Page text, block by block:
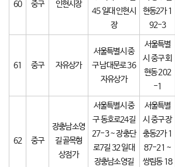
60 중구 인현시장
45 일대 인현시
장
현동2가 1
92-3
61 중구 자유상가
서울특별시 중
구 남대문로 36
자유상가
서울특별
시 중구 회
현동 202
-1
62 중구
장충남소영
길 골목형
상점가
서울특별시 중
구 동호로24길
27-3 ~ 장충단
로7길 32 일대
장충남소영길
서울특별
시 중구 장
충동2가 1
87-21 ~
쌍림동 18